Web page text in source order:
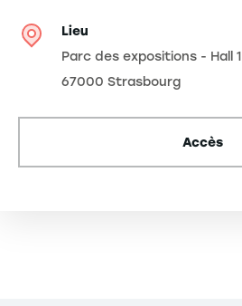
Lieu
Parc des expositions - Hall 1
67000 Strasbourg
Accès